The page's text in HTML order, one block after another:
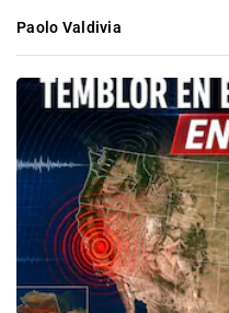
Paolo Valdivia